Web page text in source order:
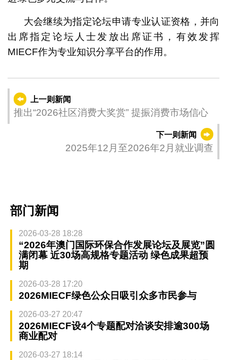
大会继续为指定论坛申请专业认证资格，并向
出席指定论坛人士发放出席证书，有效发挥
MIECF作为专业知识分享平台的作用。
上一则新闻
推出“2026社区消费大奖赏” 提振消费市场信心
下一则新闻
2025年12月至2026年2月就业调查
部门新闻
2026-03-28 18:28
“2026年澳门国际环保合作发展论坛及展览”圆
满闭幕 近30场高规格专题活动 绿色成果超预
期
2026-03-28 17:20
2026MIECF绿色公众日吸引众多市民参与
2026-03-27 20:47
2026MIECF设4个专题配对洽谈安排逾300场
商业配对
2026-03-27 18:14